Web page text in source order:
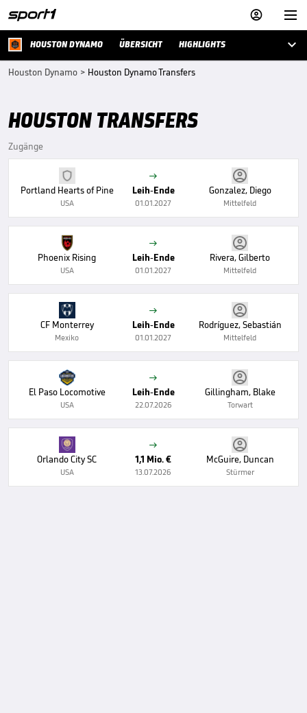


HOUSTON DYNAMO ÜBERSICHT HIGHLIGHTS 
Houston Dynamo > Houston Dynamo Transfers
HOUSTON TRANSFERS
Zugänge
Portland Hearts of Pine
USA

Leih-Ende
01.01.2027
Gonzalez, Diego
Mittelfeld
Phoenix Rising
USA

Leih-Ende
01.01.2027
Rivera, Gilberto
Mittelfeld
CF Monterrey
Mexiko

Leih-Ende
01.01.2027
Rodríguez, Sebastián
Mittelfeld
El Paso Locomotive
USA

Leih-Ende
22.07.2026
Gillingham, Blake
Torwart
Orlando City SC
USA

1,1 Mio. €
13.07.2026
McGuire, Duncan
Stürmer